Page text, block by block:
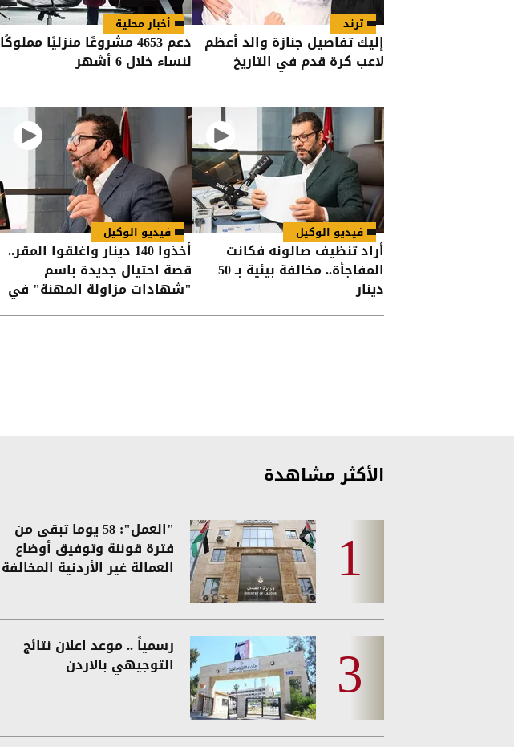
ترند
إليك تفاصيل جنازة والد أعظم
لاعب كرة قدم في التاريخ
أخبار محلية
دعم 4653 مشروعًا منزليًا مملوكًا
لنساء خلال 6 أشهر
فيديو الوكيل
أراد تنظيف صالونه فكانت
المفاجأة.. مخالفة بيئية بـ 50
دينار
فيديو الوكيل
أخذوا 140 دينار واغلقوا المقر..
قصة احتيال جديدة باسم
"شهادات مزاولة المهنة" في
الأكثر مشاهدة
"العمل": 58 يوما تبقى من
فترة قوننة وتوفيق أوضاع
العمالة غير الأردنية المخالفة
رسمياً .. موعد اعلان نتائج
التوجيهي بالاردن